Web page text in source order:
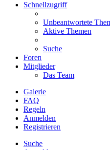
Schnellzugriff
Unbeantwortete
Aktive Themen
Suche
Foren
Mitglieder
Das Team
Galerie
FAQ
Regeln
Anmelden
Registrieren
Suche